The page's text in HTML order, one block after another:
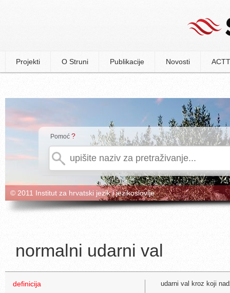
Projekti O Struni Publikacije Novosti
Pomoć ?
© 2011 Institut za hrvatski jezik i jezikoslovlje
normalni udarni val
definicija udarni val kroz koji